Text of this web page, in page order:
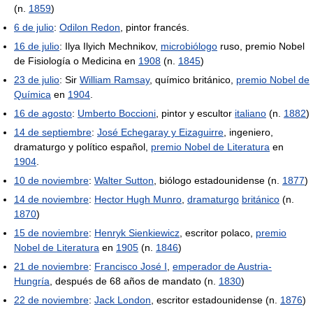
(n. 1859)
6 de julio: Odilon Redon , pintor francés.
16 de julio: Ilya Ilyich Mechnikov, microbiólogo ruso, premio Nobel
de Fisiología o Medicina en 1908 (n. 1845)
23 de julio: Sir William Ramsay, químico británico, premio Nobel de
Química en 1904
16 de agosto: Umberto Boccioni , pintor y escultor italiano (n. 1882)
14 de septiembre: José Echegaray y Eizaguirre , ingeniero,
dramaturgo y político español, premio Nobel de Literatura en
1904
10 de noviembre: Walter Sutton , biólogo estadounidense (n. 1877)
14 de noviembre: Hector Hugh Munro dramaturgo británico (n.
1870)
15 de noviembre: Henryk Sienkiewicz , escritor polaco, premio
Nobel de Literatura en 1905 (n. 1846)
21 de noviembre: Francisco José I emperador de Austria-
Hungría , después de 68 años de mandato (n. 1830)
22 de noviembre: Jack London , escritor estadounidense (n. 1876)